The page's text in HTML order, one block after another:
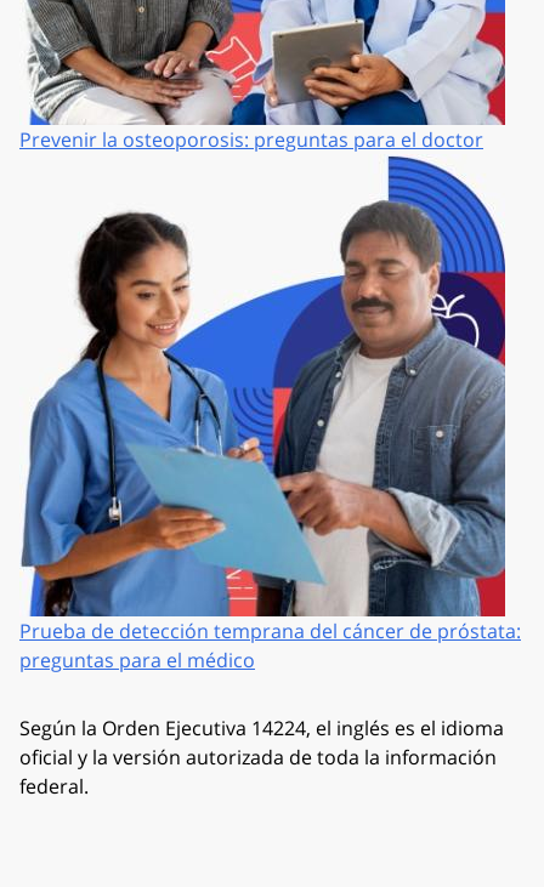
Prevenir la osteoporosis: preguntas para el doctor
Prueba de detección temprana del cáncer de próstata:
preguntas para el médico
Según la Orden Ejecutiva 14224, el inglés es el idioma
oficial y la versión autorizada de toda la información
federal.